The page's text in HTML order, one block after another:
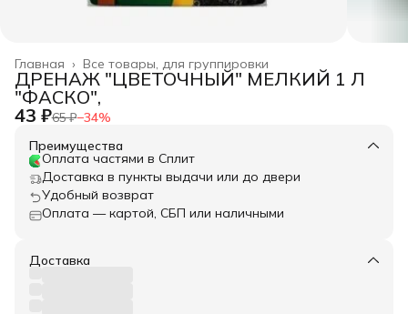
Все товары, для группировки
Главная ›
ДРЕНАЖ "ЦВЕТОЧНЫЙ" МЕЛКИЙ 1 Л
"ФАСКО",
43 ₽65 ₽−34%
Преимущества
Оплата частями в Сплит
Доставка в пункты выдачи или до двери
Удобный возврат
Оплата — картой, СБП или наличными
Доставка